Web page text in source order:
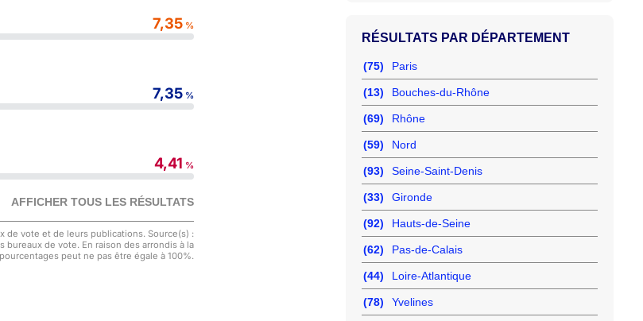
7,35 %
7,35 %
4,41 %
AFFICHER TOUS LES RÉSULTATS
de vote et de leurs publications. Source(s) :
de vote. En raison des arrondis à la
peut ne pas être égale à 100%.
RÉSULTATS PAR DÉPARTEMENT
(75) Paris
(13) Bouches-du-Rhône
(69) Rhône
(59) Nord
(93) Seine-Saint-Denis
(33) Gironde
(92) Hauts-de-Seine
(62) Pas-de-Calais
(44) Loire-Atlantique
(78) Yvelines